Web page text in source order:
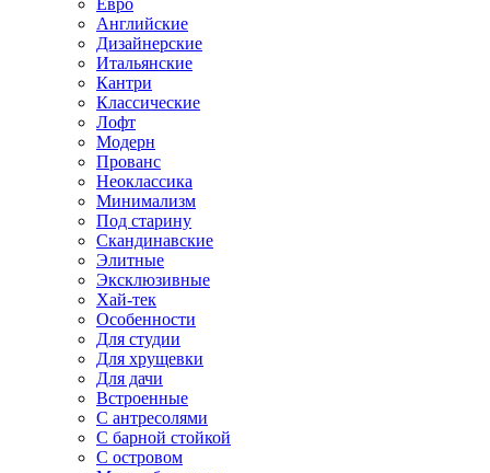
Евро
Английские
Дизайнерские
Итальянские
Кантри
Классические
Лофт
Модерн
Прованс
Неоклассика
Минимализм
Под старину
Скандинавские
Элитные
Эксклюзивные
Хай-тек
Особенности
Для студии
Для хрущевки
Для дачи
Встроенные
С антресолями
С барной стойкой
С островом